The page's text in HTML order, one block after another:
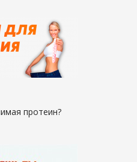
протеин?